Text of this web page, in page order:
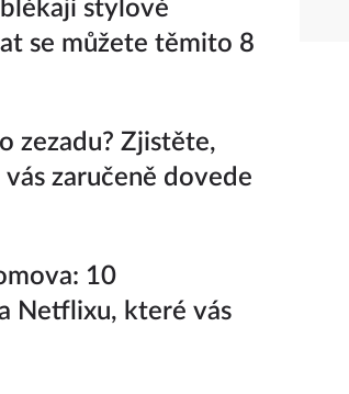
stylové
se můžete těmito 8
zezadu? Zjistěte,
zaručeně dovede
10
Netflixu, které vás